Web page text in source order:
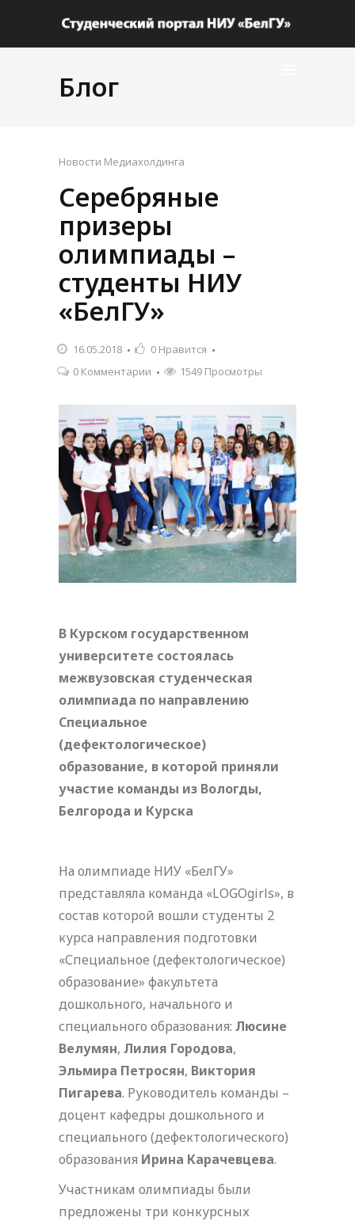
Блог
Новости Медиахолдинга
Серебряные
призеры
олимпиады –
студенты НИУ
«БелГУ»
16.05.2018 0 Нравится
0 Комментарии
1549 Просмотры
В Курском государственном
университете состоялась
межвузовская студенческая
олимпиада по направлению
Специальное
(дефектологическое)
образование, в которой приняли
участие команды из Вологды,
Белгорода и Курска
На олимпиаде НИУ «БелГУ»
представляла команда «LOGOgirls», в
состав которой вошли студенты 2
курса направления подготовки
«Специальное (дефектологическое)
образование» факультета
дошкольного, начального и
специального образования: Люсине
Велумян, Лилия Городова,
Эльмира Петросян, Виктория
Пигарева. Руководитель команды –
доцент кафедры дошкольного и
специального (дефектологического)
образования Ирина Карачевцева.
Участникам олимпиады были
предложены три конкурсных